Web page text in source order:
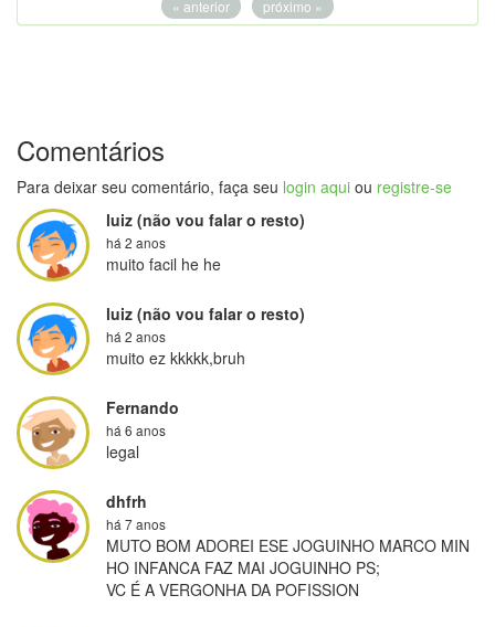
« anterior próximo »
Comentários
Para deixar seu comentário, faça seu login aqui ou registre-se
luiz (não vou falar o resto)
há 2 anos
muito facil he he
luiz (não vou falar o resto)
há 2 anos
muito ez kkkkk,bruh
Fernando
há 6 anos
legal
dhfrh
há 7 anos
MUTO BOM ADOREI ESE JOGUINHO MARCO MIN
HO INFANCA FAZ MAI JOGUINHO PS;
VC É A VERGONHA DA POFISSION